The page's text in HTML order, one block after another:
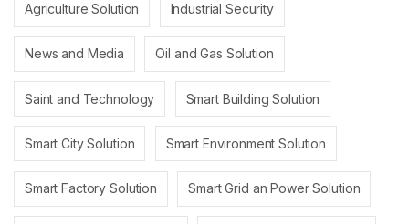
Agriculture Solution Industrial Security
News and Media Oil and Gas Solution
Saint and Technology Smart Building Solution
Smart City Solution Smart Environment Solution
Smart Factory Solution Smart Grid an Power Solution